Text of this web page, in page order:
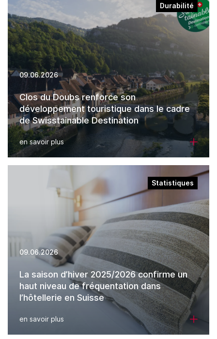
Durabilité
09.06.2026
Clos du Doubs renforce son
développement touristique dans le cadre
de Swisstainable Destination
en savoir plus
Statistiques
09.06.2026
La saison d’hiver 2025/2026 confirme un
haut niveau de fréquentation dans
l’hôtellerie en Suisse
en savoir plus